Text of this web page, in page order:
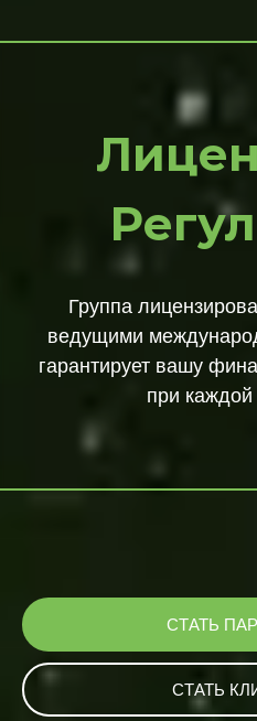
Группа
ведущими
гарантирует вашу
при каждой
СТАТЬ
СТАТЬ